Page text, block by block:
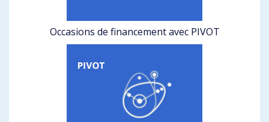
Occasions de financement avec PIVOT